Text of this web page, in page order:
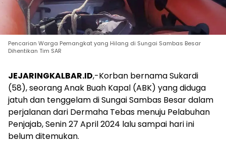
Pencarian Warga Pemangkat yang Hilang di Sungai Sambas Besar
Dihentikan Tim SAR
JEJARINGKALBAR.ID,-Korban bernama Sukardi
(58), seorang Anak Buah Kapal (ABK) yang diduga
jatuh dan tenggelam di Sungai Sambas Besar dalam
perjalanan dari Dermaha Tebas menuju Pelabuhan
Penjajab, Senin 27 April 2024 lalu sampai hari ini
belum ditemukan.